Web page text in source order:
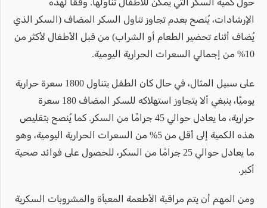
الإرشادات، يُنصح بعدم تجاوز تناول السكر المضاف (السكر الذي
يُضاف أثناء تحضير الطعام أو الشراب) من قبل الأطفال لأكثر من
10% من إجمالي السعرات الحرارية اليومية.
على سبيل المثال، في حال كان الطفل يتناول 1800 سعرة حرارية
يوميًا، ينبغي ألا يتجاوز استهلاكه للسكر المضاف 180 سعرة
حرارية، ما يعادل حوالي 45 جرامًا من السكر. كما يُنصح بتقليص
هذه الكمية إلى أقل من 5% من السعرات الحرارية اليومية، وهو
ما يعادل حوالي 25 جرامًا من السكر، للحصول على فوائد صحية
أكبر.
ومن المهم أن يتم مراقبة الأطعمة المعبأة والمشروبات السكرية